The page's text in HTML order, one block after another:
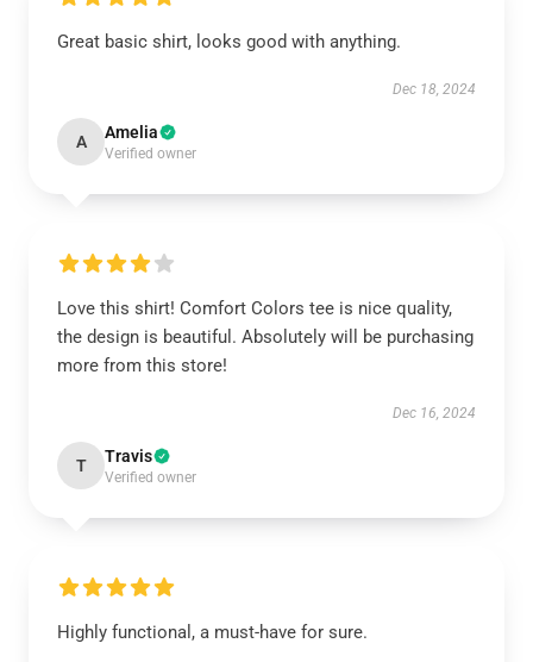
Great basic shirt, looks good with anything.
Dec 18, 2024
A Amelia
Verified owner
Love this shirt! Comfort Colors tee is nice quality,
the design is beautiful. Absolutely will be purchasing
more from this store!
Dec 16, 2024
T Travis
Verified owner
Highly functional, a must-have for sure.